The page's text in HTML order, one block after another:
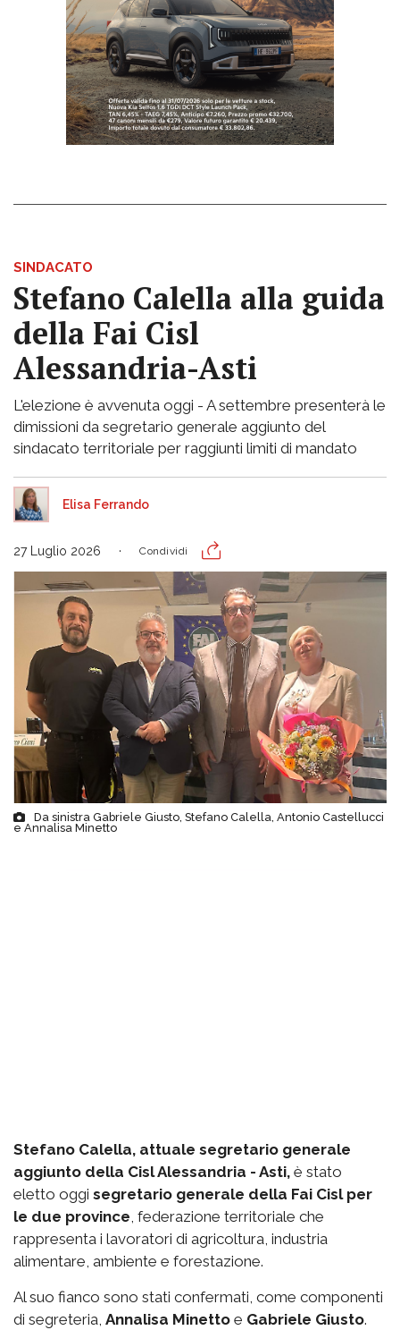
SINDACATO
Stefano Calella alla guida
della Fai Cisl
Alessandria-Asti
L'elezione è avvenuta oggi - A settembre presenterà le
dimissioni da segretario generale aggiunto del
sindacato territoriale per raggiunti limiti di mandato
Elisa Ferrando
27 Luglio 2026 Condividi
Da sinistra Gabriele Giusto, Stefano Calella, Antonio Castellucci
e Annalisa Minetto
Stefano Calella, attuale segretario generale
aggiunto della Cisl Alessandria - Asti, è stato
eletto oggi segretario generale della Fai Cisl per
le due province , federazione territoriale che
rappresenta i lavoratori di agricoltura, industria
alimentare, ambiente e forestazione.
Al suo fianco sono stati confermati, come componenti
di segreteria, Annalisa Minetto e Gabriele Giusto.